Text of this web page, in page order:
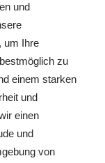
und
um Ihre
zu
einem starken
und
einen
und
von